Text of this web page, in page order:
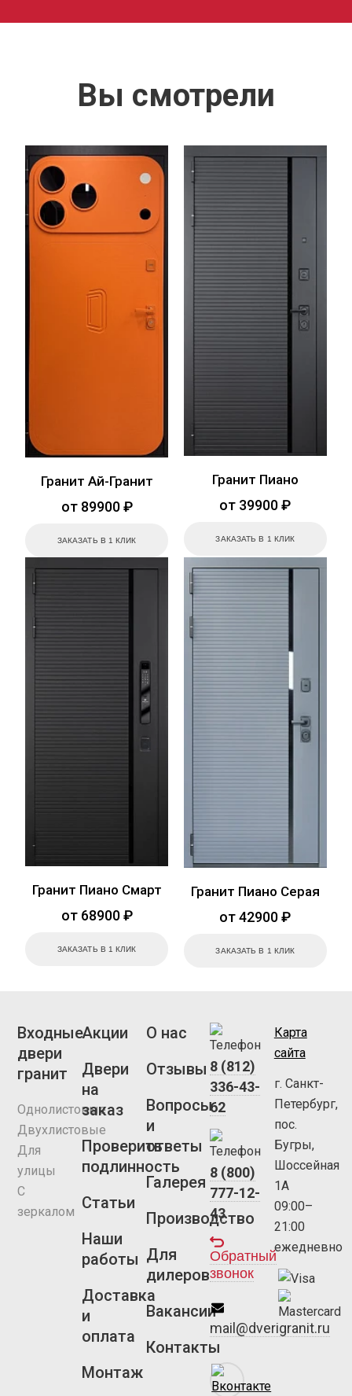
Вы смотрели
Гранит Ай-Гранит
от 89900 ₽
ЗАКАЗАТЬ В 1 КЛИК
Гранит Пиано
от 39900 ₽
ЗАКАЗАТЬ В 1 КЛИК
Гранит Пиано Смарт
от 68900 ₽
ЗАКАЗАТЬ В 1 КЛИК
Гранит Пиано Серая
от 42900 ₽
ЗАКАЗАТЬ В 1 КЛИК
Входные
двери
гранит
Однолистовые
Двухлистовые
Для
улицы
С
зеркалом
Акции
Двери
на
заказ
Проверить
подлинность
Статьи
Наши
работы
Доставка
и
оплата
Монтаж
О нас
Отзывы
Вопросы
и
ответы
Галерея
Производство
Для
дилеров
Вакансии
Контакты
8 (812)
336-43-
62
8 (800)
777-12-
43
Обратный
звонок
mail@dverigranit.ru
Карта
сайта
г. Санкт-
Петербург,
пос.
Бугры,
Шоссейная
1А
09:00–
21:00
ежедневно